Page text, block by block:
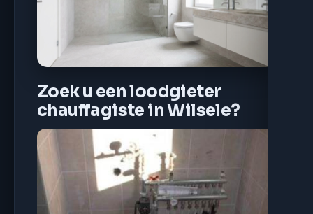
Zoek u een loodgieter
chauffagiste in Wilsele?